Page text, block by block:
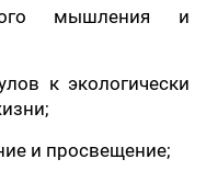
мышления и
к экологически
и просвещение;